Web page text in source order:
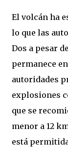
El volcán ha
lo que las
Dos a pesar
permanece
autoridades
explosiones
que se
menor a 12
está